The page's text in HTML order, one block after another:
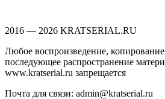
2016 — 2026 KRATSERIAL.RU
Любое воспроизведение,
последующее распространение
www.kratserial.ru запрещается
Почта для связи: admin@kratserial.ru